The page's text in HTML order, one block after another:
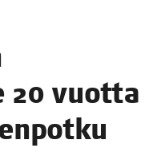
20 vuot­ta